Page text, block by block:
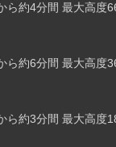
ら約4分間 最大高
ら約6分間 最大高
ら約3分間 最大高度